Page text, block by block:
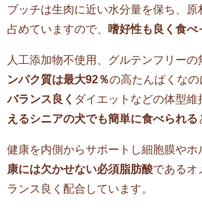
ブッチは生肉に近い水分量を保ち、
占めていますので、 嗜好性も良く食べ
人工添加物不使用、グルテンフリーの
ンパク質は最大92％の高たんぱくなの
バランス良く ダイエットなどの体型維
えるシニアの犬でも簡単に食べられる
健康を内側からサポートし細胞膜やホ
康には欠かせない必須脂肪酸であるオ
ランス良く配合しています。